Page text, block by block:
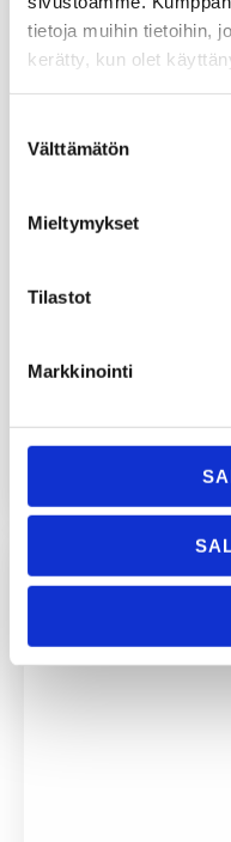
tietoja muihin tietoihin,
kerätty, kun olet
valinta
Välttämätön
Mieltymykset
Tilastot
Markkinointi
Experience Award
TT Gaskets’